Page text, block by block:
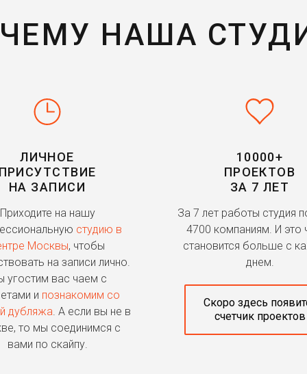
НАША
ЛИЧНОЕ
НА ЗАПИСИ
Приходите на нашу
студию в
Москвы, чтобы
на записи лично.
угостим вас чаем с
и познакомим со
дубляжа. А если вы не в
то мы соединимся с
вами по скайпу.
10000+
ПРОЕКТОВ
ЗА 7 ЛЕТ
За 7 лет работы студия
4700 компаниям. И это
становится больше с
днем.
Скоро здесь
счетчик проектов